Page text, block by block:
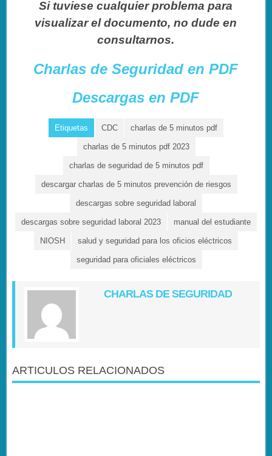
Si tuviese cualquier problema para
visualizar el documento, no dude en
consultarnos.
Charlas de Seguridad en PDF
Descargas en PDF
Etiquetas CDC charlas de 5 minutos pdf
charlas de 5 minutos pdf 2023
charlas de seguridad de 5 minutos pdf
descargar charlas de 5 minutos prevención de riesgos
descargas sobre seguridad laboral
descargas sobre seguridad laboral 2023 manual del estudiante
NIOSH salud y seguridad para los oficios eléctricos
seguridad para oficiales eléctricos
CHARLAS DE SEGURIDAD
ARTICULOS RELACIONADOS